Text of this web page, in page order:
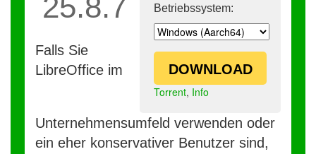
Betriebssystem:
DOWNLOAD
Torrent, Info
Falls Sie
LibreOffice im
Unternehmensumfeld verwenden oder
ein eher konservativer Benutzer sind,